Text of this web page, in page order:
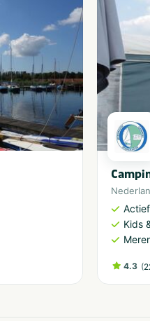
Kids
4.3 (